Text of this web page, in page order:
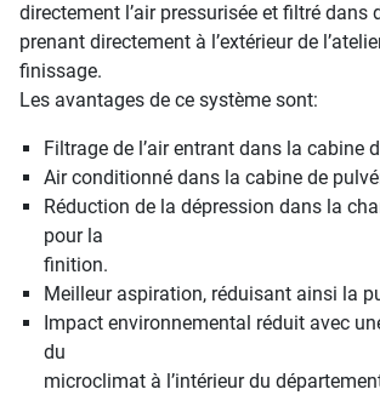
directement l’air pressurisée et filtré dans
prenant directement à l’extérieur de
finissage.
Les avantages de ce système sont:
Filtrage de l’air entrant dans la cabine
Air conditionné dans la cabine de
Réduction de la dépression dans la
pour la
finition.
Meilleur aspiration, réduisant ainsi la
Impact environnemental réduit avec
du
microclimat à l’intérieur du